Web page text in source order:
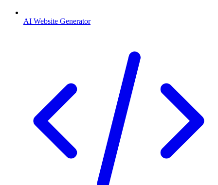
AI Website Generator